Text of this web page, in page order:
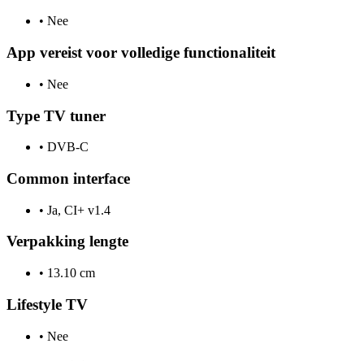
• Nee
App vereist voor volledige functionaliteit
• Nee
Type TV tuner
• DVB-C
Common interface
• Ja, CI+ v1.4
Verpakking lengte
• 13.10 cm
Lifestyle TV
• Nee